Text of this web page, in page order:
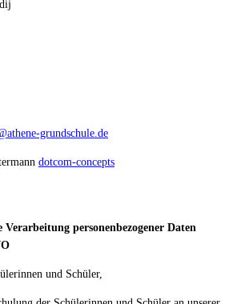
grundschule.de
dotcom-concepts
personenbezogener Daten
und Schüler,